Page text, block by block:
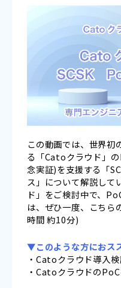
この動画では、世界初
る「Catoクラウド」
念実証)を支援する「
ス」について解説して
ド」をご検討中で、
は、ぜひ一度、こちら
時間 約10分)
▼このような方におス
・Catoクラウド導入
・Catoクラウドの